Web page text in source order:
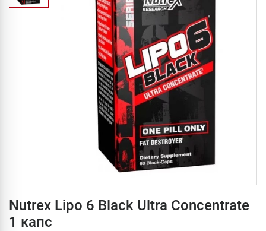
Nutrex Lipo 6 Black Ultra Concentrate
1 капс